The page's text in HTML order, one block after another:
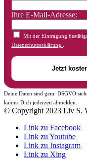
Ihre E-Mail-Adresse:
Mit der Eintragung
Datenschutzerklärung
Deine Daten sind gem. DSGVO
kannst Dich jederzeit abmelden.
© Copyright 2023 Liv S.
Link zu Facebook
Link zu Youtube
Link zu Instagram
Link zu Xing